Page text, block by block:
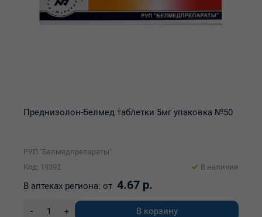
Преднизолон-Белмед таблетки 5мг упаковка №50
РУП "Белмедпрепараты"
Код: 19392
В наличии
В аптеках региона: от 4.67 р.
- + В корзину